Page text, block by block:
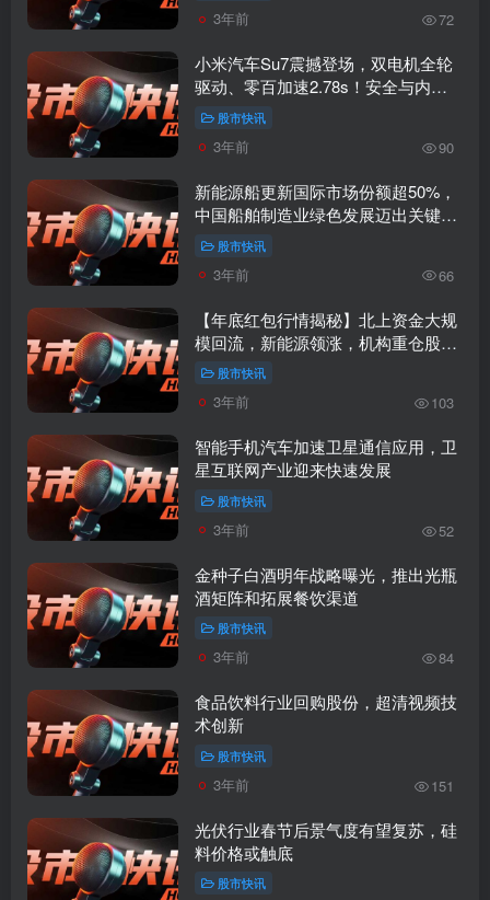
3年前 72
小米汽车Su7震撼登场，双电机全轮
驱动、零百加速2.78s！安全与内饰
质感更上一层楼！
股市快讯
3年前 90
新能源船更新国际市场份额超50%，
中国船舶制造业绿色发展迈出关键一
步！股市快讯
3年前 66
【年底红包行情揭秘】北上资金大规
模回流，新能源领涨，机构重仓股再
吸增量资金，牛市还在路上？
股市快讯
3年前 103
智能手机汽车加速卫星通信应用，卫
星互联网产业迎来快速发展
股市快讯
3年前 52
金种子白酒明年战略曝光，推出光瓶
酒矩阵和拓展餐饮渠道
股市快讯
3年前 84
食品饮料行业回购股份，超清视频技
术创新
股市快讯
3年前 151
光伏行业春节后景气度有望复苏，硅
料价格或触底
股市快讯